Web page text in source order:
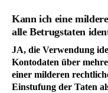
Kann ich eine
alle Betrugstaten
JA, die Verwendung
Kontodaten über
einer milderen
Einstufung der Taten